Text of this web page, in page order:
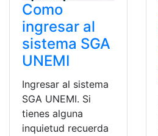
Como
ingresar al
sistema SGA
UNEMI
Ingresar al sistema
SGA UNEMI. Si
tienes alguna
inquietud recuerda